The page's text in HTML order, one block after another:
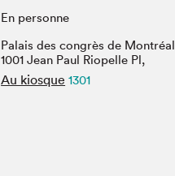
En personne
Palais des congrès de Montréal
1001 Jean Paul Riopelle Pl,
Au kiosque 1301